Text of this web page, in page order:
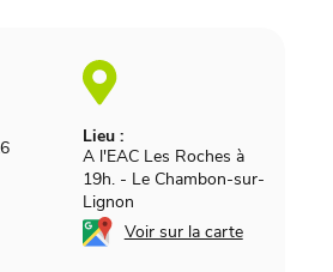
Lieu :
A l'EAC Les Roches à
19h. - Le Chambon-sur-
Lignon
Voir sur la carte